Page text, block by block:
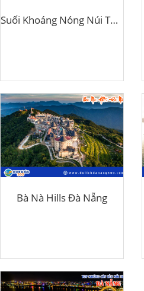
Suối Khoáng Nóng Núi Thần Tài
Bà Nà Hills Đà Nẵng